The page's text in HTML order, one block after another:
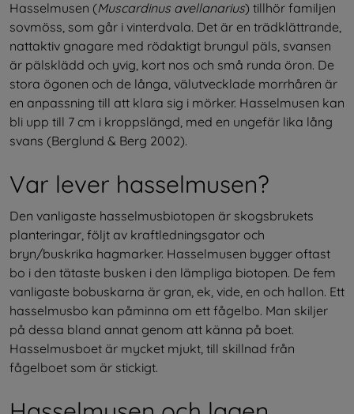
Hasselmusen (Muscardinus avellanarius) tillhör familjen
sovmöss, som går i vinterdvala. Det är en trädklättrande,
nattaktiv gnagare med rödaktigt brungul päls, svansen
är pälsklädd och yvig, kort nos och små runda öron. De
stora ögonen och de långa, välutvecklade morrhåren är
en anpassning till att klara sig i mörker. Hasselmusen kan
bli upp till 7 cm i kroppslängd, med en ungefär lika lång
svans (Berglund & Berg 2002).
Var lever hasselmusen?
Den vanligaste hasselmusbiotopen är skogsbrukets
planteringar, följt av kraftledningsgator och
bryn/buskrika hagmarker. Hasselmusen bygger oftast
bo i den tätaste busken i den lämpliga biotopen. De fem
vanligaste bobuskarna är gran, ek, vide, en och hallon. Ett
hasselmusbo kan påminna om ett fågelbo. Man skiljer
på dessa bland annat genom att känna på boet.
Hasselmusboet är mycket mjukt, till skillnad från
fågelboet som är stickigt.